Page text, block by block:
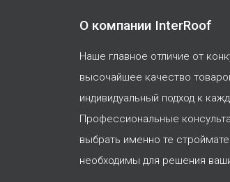
О компании InterRoof
Наше главное отличие от
высочайшее качество
индивидуальный подход к
Профессиональные
выбрать именно те
необходимы для решения